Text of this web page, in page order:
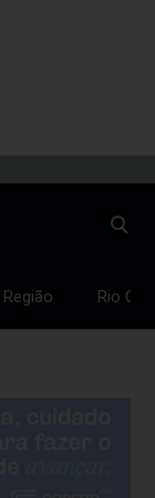
Região Rio